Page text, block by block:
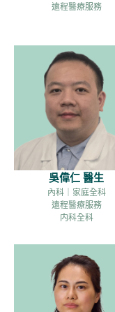
遠程醫療服務
吳偉仁 醫生
內科｜家庭全科
遠程醫療服務
内科全科